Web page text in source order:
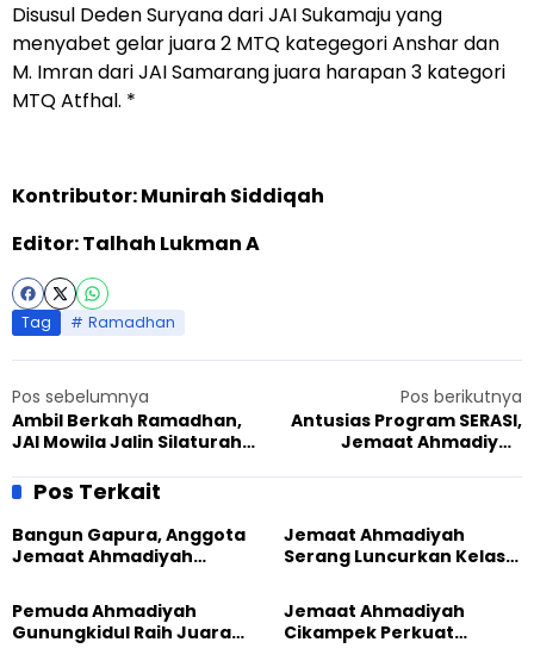
Disusul Deden Suryana dari JAI Sukamaju yang
menyabet gelar juara 2 MTQ kategegori Anshar dan
M. Imran dari JAI Samarang juara harapan 3 kategori
MTQ Atfhal. *
Kontributor: Munirah Siddiqah
Editor: Talhah Lukman A
Tag Ramadhan
Pos sebelumnya
Ambil Berkah Ramadhan,
JAI Mowila Jalin Silaturahmi
Pos berikutnya
Antusias Program SERASI,
Jemaat Ahmadiyah
Ramadhan dengan
Pos Terkait
Bangun Gapura, Anggota
Jemaat Ahmadiyah
Sambut HUT RI ke-81
Jemaat Ahmadiyah
Serang Luncurkan Kelas
Generasi Unggul
Pemuda Ahmadiyah
Gunungkidul Raih Juara
Jemaat Ahmadiyah
Cikampek Perkuat